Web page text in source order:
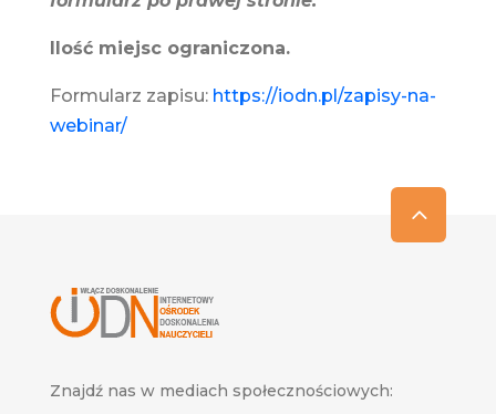
Ilość miejsc ograniczona.
Formularz zapisu: https://iodn.pl/zapisy-na-
webinar/
Znajdź nas w mediach społecznościowych: